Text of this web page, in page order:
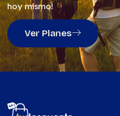
hoy mismo!
Ver Planes